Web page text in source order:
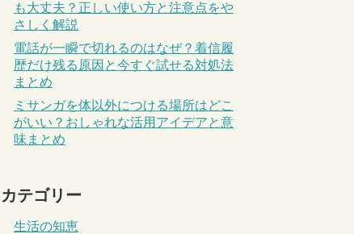
も大丈夫？正しい使い方と注意点をや
さしく解説
電話が一瞬で切れるのはなぜ？着信履
歴だけ残る原因と今すぐ試せる対処法
まとめ
ミサンガを体以外につける場所はどこ
がいい？おしゃれな活用アイデアと意
味まとめ
カテゴリー
生活の知恵